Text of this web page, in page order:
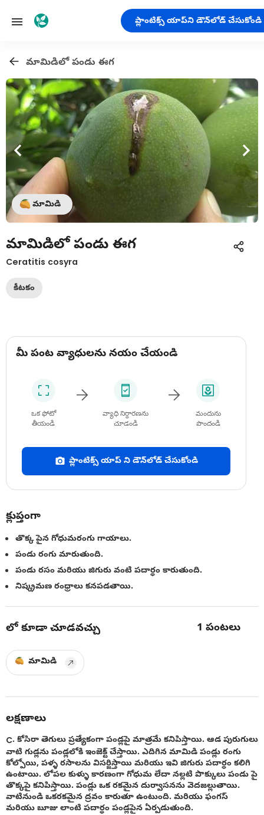
ప్లాంటిక్స్ యాప్‌ని డౌన్‌లోడ్ చేసుకోండి
మామిడిలో పండు ఈగ
మామిడి
మామిడిలో పండు ఈగ
Ceratitis cosyra
కీటకం
మీ పంట వ్యాధులను నయం చేయండి
ఒక ఫోటో
తీయండి
వ్యాధి నిర్ధారణను
చూడండి
మందును
పొందండి
ప్లాంటిక్స్ యాప్ ని డౌన్‌లోడ్ చేసుకోండి
క్లుప్తంగా
తొక్క పైన గోధుమరంగు గాయాలు.
పండు రంగు మారుతుంది.
పండు రసం మరియు జిగురు వంటి పదార్ధం కారుతుంది.
నిష్క్రమణ రంధ్రాలు కనపడతాయి.
లో కూడా చూడవచ్చు 1 పంటలు
మామిడి
లక్షణాలు
C. కోసిరా తెగులు ప్రత్యేకంగా పండ్లపై మాత్రమే కనిపిస్తాయి. ఆడ పురుగులు
వాటి గుడ్లను పండ్లలోకి ఇంజెక్ట్ చేస్తాయి. ఎదిగిన మామిడి పండ్లు రంగు
కోల్పోయి, పళ్ళ రసాలను విసర్జిస్తాయి మరియు ఇవి జిగురు పదార్థం కలిగి
ఉంటాయి. లోపల కుళ్ళు కారణంగా గోధుమ లేదా నల్లటి పొక్కులు పండు పై
తొక్కపై కనిపిస్తాయి. పండ్లు ఒక రకమైన దుర్వాసనను వెదజల్లుతాయి.
వాటినుండి ఒకరకమైన ద్రవం కారుతూ ఉంటుంది. మరియు ఫంగస్
మరియు బూజు లాంటి పదార్ధం పండ్లపైన ఏర్పడుతుంది.